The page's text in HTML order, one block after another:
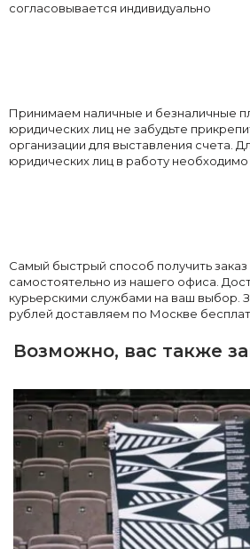
согласовывается индивидуально
Принимаем наличные и безналичные
юридических лиц не забудьте
организации для выставления счета.
юридических лиц в работу
Самый быстрый способ получить заказ
самостоятельно из нашего офиса.
курьерскими службами на ваш выбор.
рублей доставляем по Москве
Возможно, вас также